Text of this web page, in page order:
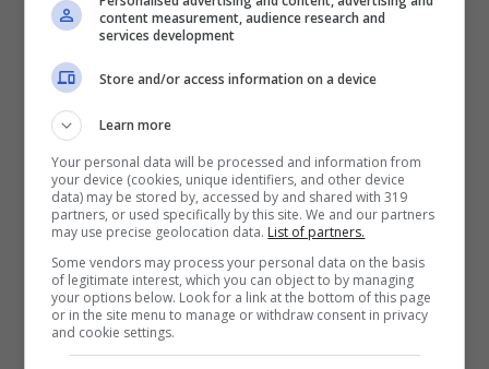
riscritture, una serie che cambia pelle con i
suoi personaggi. Il secondo è più
sfuggente: si parla di un nuovo capitolo
dell’universoSpider-Man
presso Sony/Marvel. Al momento della
stesura, non ci sono conferme definitive di
cast o calendario. In assenza di certezze,
vale la bussola: scegliere progetti dove
può incidere anche fuori campo. L’ha già
fatto come produttrice esecutiva in
content measurement, audience research and
services development
Store and/or access information on a device
Learn more
Your personal data will be processed and information from
your device (cookies, unique identifiers, and other device
data) may be stored by, accessed by and shared with 319
partners, or used specifically by this site. We and our partners
may use precise geolocation data. List of partners.
Some vendors may process your personal data on the basis
of legitimate interest, which you can object to by managing
your options below. Look for a link at the bottom of this page
or in the site menu to manage or withdraw consent in privacy
and cookie settings.